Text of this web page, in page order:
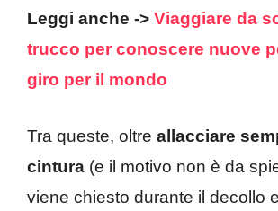
Leggi anche -> Viaggiare da
trucco per conoscere nuove
giro per il mondo
Tra queste, oltre allacciare
cintura (e il motivo non è da
viene chiesto durante il decollo e